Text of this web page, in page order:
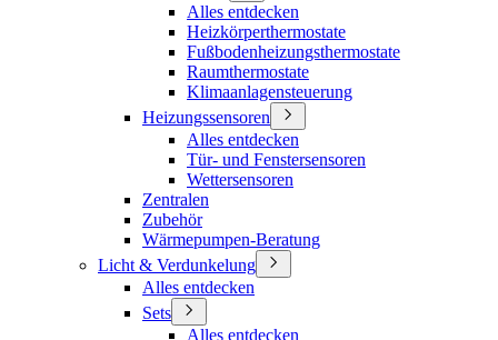
Alles entdecken
Heizkörperthermostate
Fußbodenheizungsthermostate
Raumthermostate
Klimaanlagensteuerung
Heizungssensoren
Alles entdecken
Tür- und Fenstersensoren
Wettersensoren
Zentralen
Zubehör
Wärmepumpen-Beratung
Licht & Verdunkelung
Alles entdecken
Sets
Alles entdecken